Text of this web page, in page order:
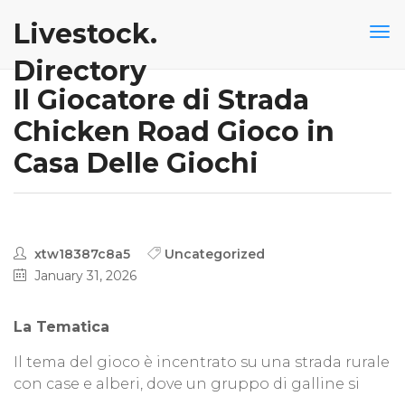
Livestock.
Directory
Il Giocatore di Strada
Chicken Road Gioco in
Casa Delle Giochi
xtw18387c8a5
Uncategorized
January 31, 2026
La Tematica
Il tema del gioco è incentrato su una strada rurale
con case e alberi, dove un gruppo di galline si